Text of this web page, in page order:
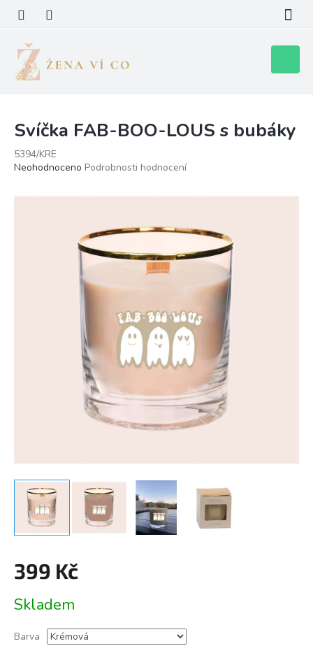
obsah
košík
Svíčka FAB-BOO-LOUS s bubáky
5394/KRE
Průměrné
produktu
Neohodnoceno Podrobnosti hodnocení
399 Kč
cena:
Skladem
Barva